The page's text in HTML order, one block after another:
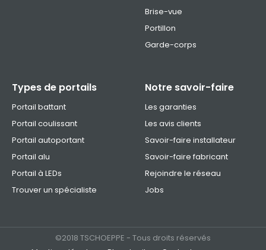
Brise-vue
Portillon
Garde-corps
Types de portails
Portail battant
Portail coulissant
Portail autoportant
Portail alu
Portail à LEDs
Trouver un spécialiste
Notre savoir-faire
Les garanties
Les avis clients
Savoir-faire installateur
Savoir-faire fabricant
Rejoindre le réseau
Jobs
©2018 TSCHOEPPE - Tous droits réservés